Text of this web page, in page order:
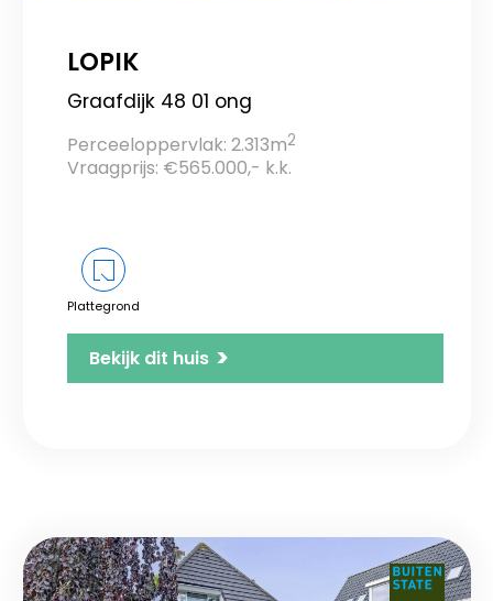
LOPIK
Graafdijk 48 01 ong
Perceeloppervlak: 2.313m2
Vraagprijs: €565.000,- k.k.
Plattegrond
Bekijk dit huis >